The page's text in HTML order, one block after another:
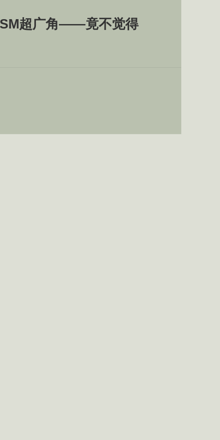
超广角——竟不觉得